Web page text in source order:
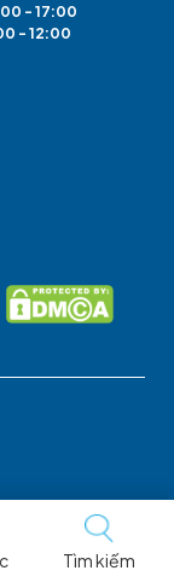
Tìm kiếm
- 17:00
- 12:00